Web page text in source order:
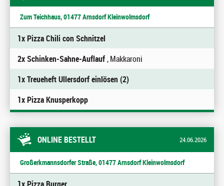
Zum Teichhaus, 01477 Arnsdorf Kleinwolmsdorf
1x Pizza Chili con Schnitzel
2x Schinken-Sahne-Auflauf, Makkaroni
1x Treueheft Ullersdorf einlösen (2)
1x Pizza Knusperkopp
ONLINE BESTELLT 24.06.2026
Großerkmannsdorfer Straße, 01477 Arnsdorf Kleinwolmsdorf